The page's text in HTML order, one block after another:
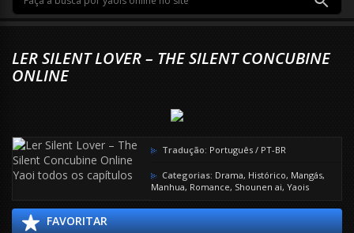
LER SILENT LOVER – THE SILENT CONCUBINE
ONLINE
Tradução: Português / PT-BR
Categorias: Drama, Histórico, Mangás,
Manhua, Romance, Shounen ai, Yaois
FAVORITAR